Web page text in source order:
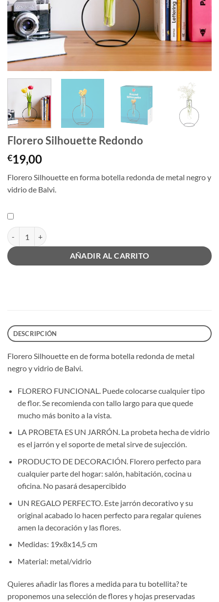
Florero Silhouette Redondo
€19,00
Florero Silhouette en forma botella redonda de metal negro y
vidrio de Balvi.
Florero Silhouette Redondo cantidad
AÑADIR AL CARRITO
DESCRIPCIÓN
Florero Silhouette en de forma botella redonda de metal
negro y vidrio de Balvi.
FLORERO FUNCIONAL. Puede colocarse cualquier tipo
de flor. Se recomienda con tallo largo para que quede
mucho más bonito a la vista.
LA PROBETA ES UN JARRÓN. La probeta hecha de vidrio
es el jarrón y el soporte de metal sirve de sujección.
PRODUCTO DE DECORACIÓN. Florero perfecto para
cualquier parte del hogar: salón, habitación, cocina u
oficina. No pasará desapercibido
UN REGALO PERFECTO. Este jarrón decorativo y su
original acabado lo hacen perfecto para regalar quienes
amen la decoración y las flores.
Medidas: 19x8x14,5 cm
Material: metal/vidrio
Quieres añadir las flores a medida para tu botellita? te
proponemos una selección de flores y hojas preservadas